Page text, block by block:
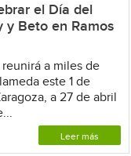
el Día del
y Beto en Ramos
reunirá a miles de
este 1 de
a 27 de abril
Leer más